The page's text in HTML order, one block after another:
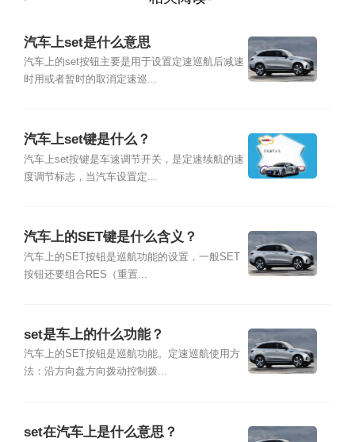
汽车上set是什么意思
汽车上的set按钮主要是用于设置定速巡航后减速
时用或者暂时的取消定速巡...
汽车上set键是什么？
汽车上set按键是车速调节开关，是定速续航的速
度调节标志，当汽车设置定...
汽车上的SET键是什么含义？
汽车上的SET按钮是巡航功能的设置，一般SET
按钮还要组合RES（重置...
set是车上的什么功能？
汽车上的SET按钮是巡航功能。定速巡航使用方
法：沿方向盘方向拨动控制拨...
set在汽车上是什么意思？